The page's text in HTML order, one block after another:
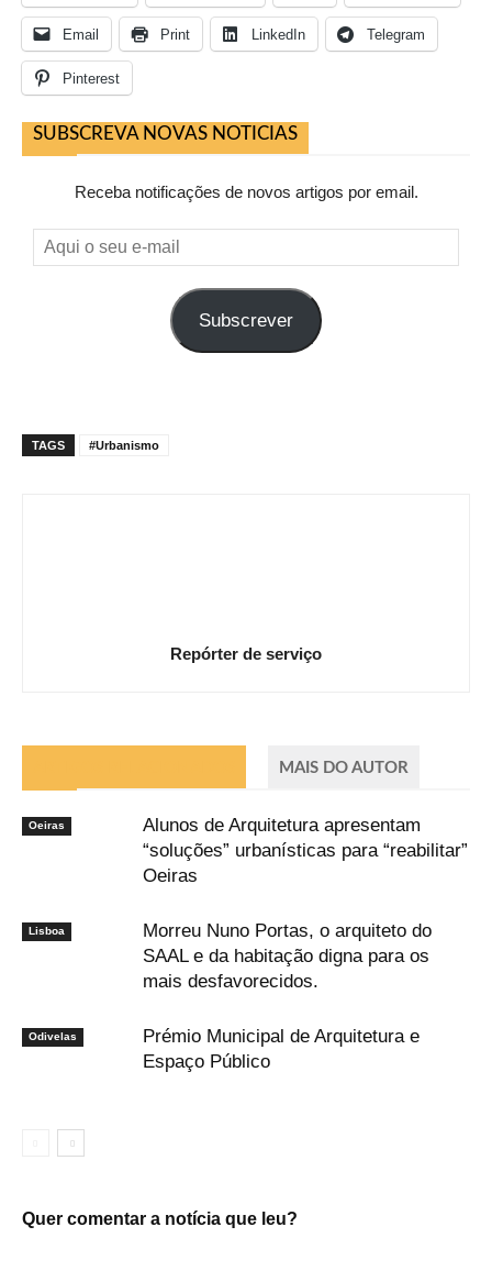
Email Print LinkedIn Telegram
Pinterest
SUBSCREVA NOVAS NOTICIAS
Receba notificações de novos artigos por email.
Aqui
o
Subscrever
TAGS #Urbanismo
Repórter de serviço
MAIS DO AUTOR
Oeiras
Alunos de Arquitetura apresentam
“soluções” urbanísticas para “reabilitar”
Oeiras
Lisboa
Morreu Nuno Portas, o arquiteto do
SAAL e da habitação digna para os
mais desfavorecidos.
Odivelas
Prémio Municipal de Arquitetura e
Espaço Público
Quer comentar a notícia que leu?